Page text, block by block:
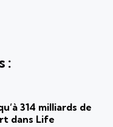
:
314 milliards de
dans Life